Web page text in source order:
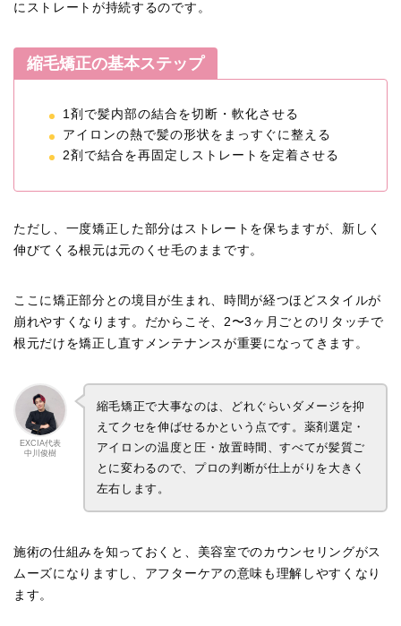
にストレートが持続するのです。
縮毛矯正の基本ステップ
1剤で髪内部の結合を切断・軟化させる
アイロンの熱で髪の形状をまっすぐに整える
2剤で結合を再固定しストレートを定着させる
ただし、一度矯正した部分はストレートを保ちますが、新しく
伸びてくる根元は元のくせ毛のままです。
ここに矯正部分との境目が生まれ、時間が経つほどスタイルが
崩れやすくなります。だからこそ、2〜3ヶ月ごとのリタッチで
根元だけを矯正し直すメンテナンスが重要になってきます。
EXCIA代表
中川俊樹
縮毛矯正で大事なのは、どれぐらいダメージを抑
えてクセを伸ばせるかという点です。薬剤選定・
アイロンの温度と圧・放置時間、すべてが髪質ご
とに変わるので、プロの判断が仕上がりを大きく
左右します。
施術の仕組みを知っておくと、美容室でのカウンセリングがス
ムーズになりますし、アフターケアの意味も理解しやすくなり
ます。